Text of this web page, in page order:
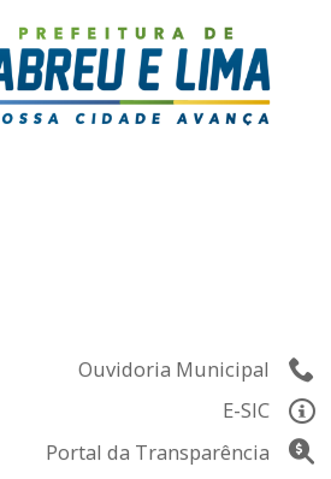
Ouvidoria Municipal
E-SIC
Portal da Transparência